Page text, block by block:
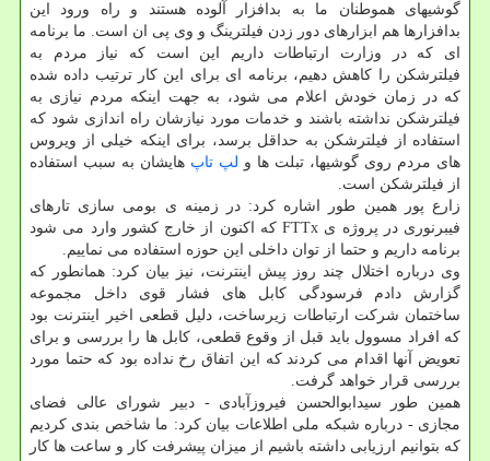
گوشیهای هموطنان ما به بدافزار آلوده هستند و راه ورود این
بدافزارها هم ابزارهای دور زدن فیلترینگ و وی پی ان است. ما برنامه
ای که در وزارت ارتباطات داریم این است که نیاز مردم به
فیلترشکن را کاهش دهیم، برنامه ای برای این کار ترتیب داده شده
که در زمان خودش اعلام می شود، به جهت اینکه مردم نیازی به
فیلترشکن نداشته باشند و خدمات مورد نیازشان راه اندازی شود که
استفاده از فیلترشکن به حداقل برسد، برای اینکه خیلی از ویروس
های مردم روی گوشیها، تبلت ها و لپ تاپ هایشان به سبب استفاده
از فیلترشکن است.
زارع پور همین طور اشاره کرد: در زمینه ی بومی سازی تارهای
فیبرنوری در پروژه ی FTTx که اکنون از خارج کشور وارد می شود
برنامه داریم و حتما از توان داخلی این حوزه استفاده می نماییم.
وی درباره اختلال چند روز پیش اینترنت، نیز بیان کرد: همانطور که
گزارش دادم فرسودگی کابل های فشار قوی داخل مجموعه
ساختمان شرکت ارتباطات زیرساخت، دلیل قطعی اخیر اینترنت بود
که افراد مسوول باید قبل از وقوع قطعی، کابل ها را بررسی و برای
تعویض آنها اقدام می کردند که این اتفاق رخ نداده بود که حتما مورد
بررسی قرار خواهد گرفت.
همین طور سیدابوالحسن فیروزآبادی - دبیر شورای عالی فضای
مجازی - درباره شبکه ملی اطلاعات بیان کرد: ما شاخص بندی کردیم
که بتوانیم ارزیابی داشته باشیم از میزان پیشرفت کار و ساعت ها کار